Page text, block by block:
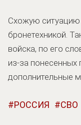
Схожую ситуацию
бронетехникой.
войска, по его
из-за понесенных
дополнительные
РОССИЯ СВО